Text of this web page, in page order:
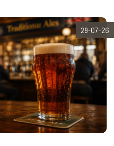
29-07-26